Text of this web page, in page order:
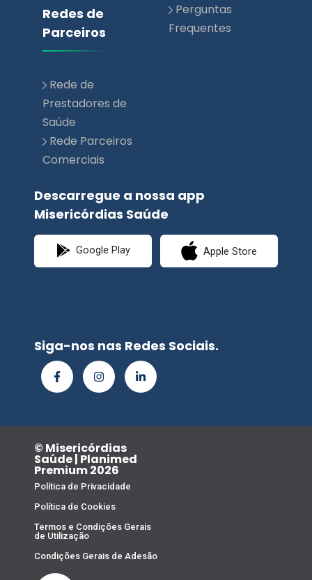
Redes de
Parceiros
Rede de
Prestadores de
Saúde
Rede Parceiros
Comerciais
Perguntas
Frequentes
Descarregue a nossa app
Misericórdias Saúde
Google Play Apple Store
Siga-nos nas Redes Sociais.
© Misericórdias
Saúde | Planimed
Premium 2026
Política de Privacidade
Política de Cookies
Termos e Condições Gerais
de Utilização
Condições Gerais de Adesão